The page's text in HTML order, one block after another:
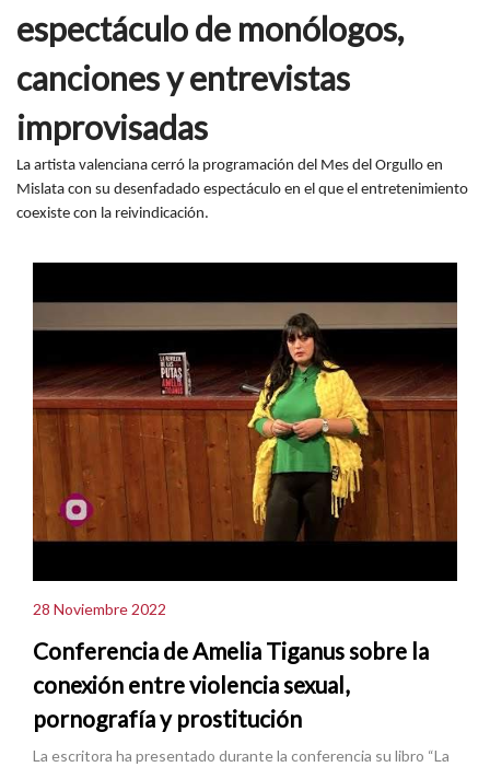
espectáculo de monólogos,
canciones y entrevistas
improvisadas
La artista valenciana cerró la programación del Mes del Orgullo en
Mislata con su desenfadado espectáculo en el que el entretenimiento
coexiste con la reivindicación.
28 Noviembre 2022
Conferencia de Amelia Tiganus sobre la
conexión entre violencia sexual,
pornografía y prostitución
La escritora ha presentado durante la conferencia su libro “La